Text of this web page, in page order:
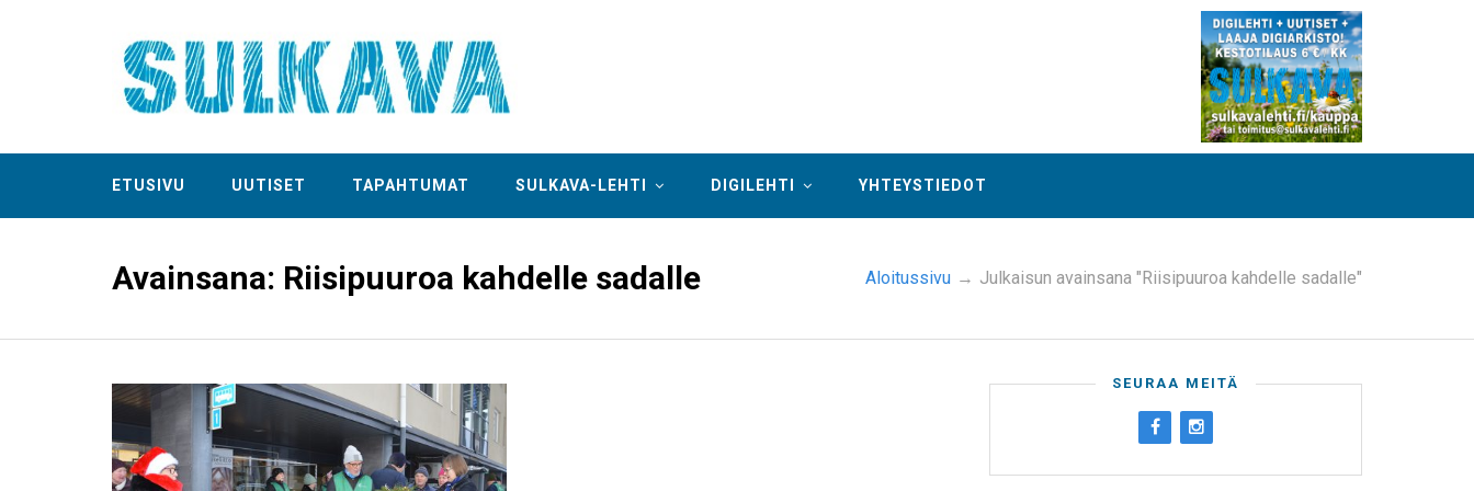
ETUSIVU UUTISET TAPAHTUMAT SULKAVA-LEHTI DIGILEHTI YHTEYSTIEDOT
Avainsana: Riisipuuroa kahdelle sadalle Aloitussivu → Julkaisun avainsana "Riisipuuroa kahdelle sadalle"
SEURAA MEITÄ